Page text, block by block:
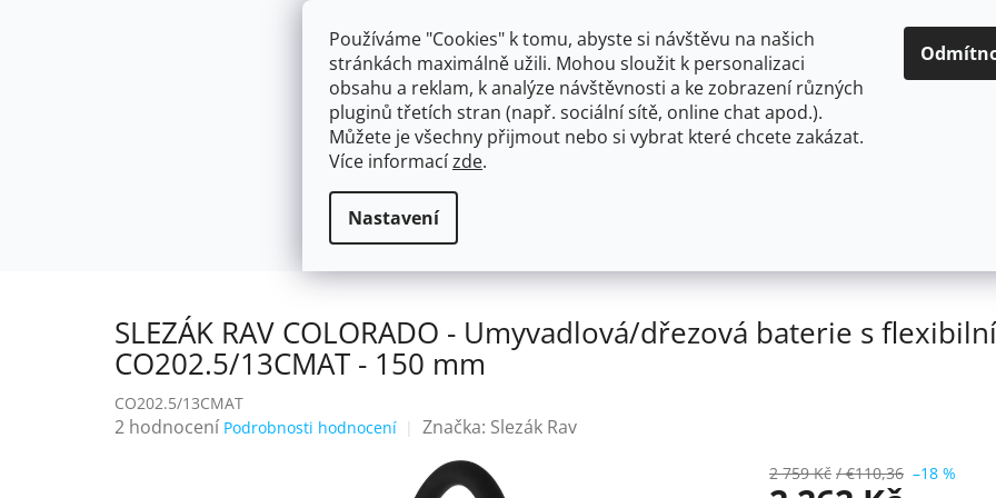
Používáme "Cookies" k tomu, abyste si návštěvu na našich
stránkách maximálně užili. Mohou sloužit k personalizaci
obsahu a reklam, k analýze návštěvnosti a ke zobrazení různých
pluginů třetích stran (např. sociální sítě, online chat apod.).
Můžete je všechny přijmout nebo si vybrat které chcete zakázat.
Více informacízde.
Nastavení
HLEDAT
NÁSTĚNNÉ 150/100MM SE SPRCHOU
SLEZÁK RAV COLORADO - Umyvadlová/dřezová baterie s flexibilním ramínkem,
SLEZÁK RAV COLORADO - Umyvadlová/dřezová baterie s
CO202.5/13CMAT - 150 mm
CO202.5/13CMAT
Průměrné
2 hodnocení Podrobnosti hodnocení Značka: Slezák Rav
2 759 Kč / €110,36 –18 %